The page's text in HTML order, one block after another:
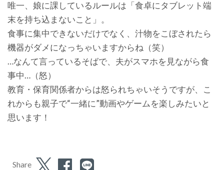
唯一、娘に課しているルールは「食卓にタブレット端
末を持ち込まないこと」。
食事に集中できないだけでなく、汁物をこぼされたら
機器がダメになっちゃいますからね（笑）
…なんて言っているそばで、夫がスマホを見ながら食
事中…（怒）
教育・保育関係者からは怒られちゃいそうですが、こ
れからも親子で“一緒に”動画やゲームを楽しみたいと
思います！
Share